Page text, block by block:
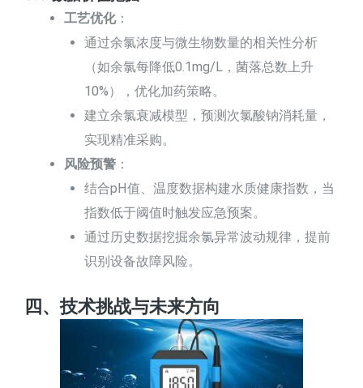
工艺优化：
通过余氯浓度与微生物数量的相关性分析
（如余氯每降低0.1mg/L，菌落总数上升
10%），优化加药策略。
建立余氯衰减模型，预测次氯酸钠消耗量，
实现精准采购。
风险预警 ：
结合pH值、温度数据构建水质健康指数，当
指数低于阈值时触发应急预案。
通过历史数据挖掘余氯异常波动规律，提前
识别设备故障风险。
四、技术挑战与未来方向